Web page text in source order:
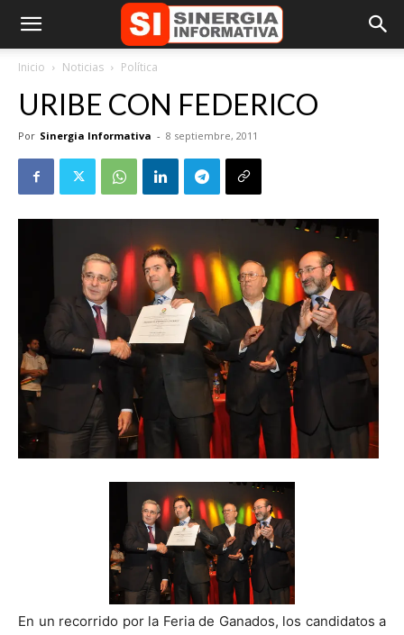
Inicio Noticias Política
URIBE CON FEDERICO
Por Sinergia Informativa - 8 septiembre, 2011
En un recorrido por la Feria de Ganados, los candidatos a